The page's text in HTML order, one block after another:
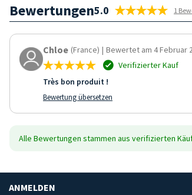
Bewertungen5.0 1
Chloe (France) | Bewertet am 4 Februar
Verifizierter Kauf
Très bon produit !
Bewertung übersetzen
Alle Bewertungen stammen aus verifizierten
ANMELDEN